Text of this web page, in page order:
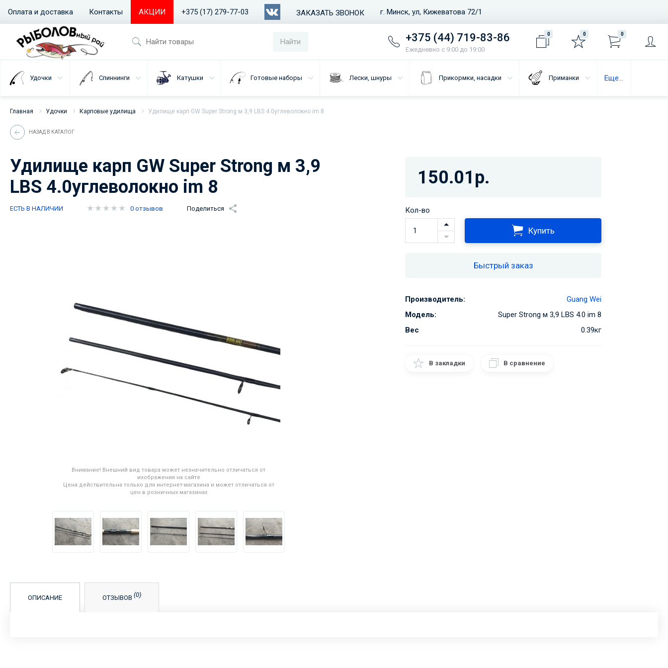
Оплата и доставка Контакты АКЦИИ +375 (17) 279-77-03 ЗАКАЗАТЬ ЗВОНОК г. Минск, ул, Кижеватова 72/1
Найти +375 (44) 719-83-86
Ежедневно с 9:00 до 19:00
0 0 0
Удочки Спиннинги Катушки Готовые наборы Лески, шнуры Прикормки, насадки Приманки Еще...
Главная Удочки Карповые удилища Удилище карп GW Super Strong м 3,9 LBS 4.0углеволокно im 8
НАЗАД В КАТАЛОГ
Удилище карп GW Super Strong м 3,9
LBS 4.0углеволокно im 8
ЕСТЬ В НАЛИЧИИ 0 отзывов Поделиться
Внимание! Внешний вид товара может незначительно отличаться от
изображения на сайте
Цена действительна только для интернет-магазина и может отличаться от
цен в розничных магазинах
150.01р.
Кол-во
Купить
Быстрый заказ
Производитель:
Guang Wei
Модель:
Super Strong м 3,9 LBS 4.0 im 8
Вес
0.39кг
В закладки В сравнение
ОПИСАНИЕ ОТЗЫВОВ (0)